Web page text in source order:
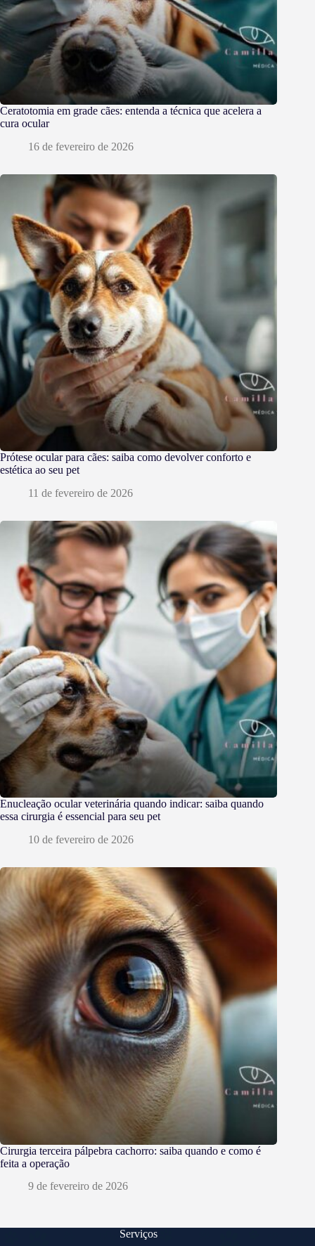
Ceratotomia em grade cães: entenda a técnica que acelera a
cura ocular
16 de fevereiro de 2026
Prótese ocular para cães: saiba como devolver conforto e
estética ao seu pet
11 de fevereiro de 2026
Enucleação ocular veterinária quando indicar: saiba quando
essa cirurgia é essencial para seu pet
10 de fevereiro de 2026
Cirurgia terceira pálpebra cachorro: saiba quando e como é
feita a operação
9 de fevereiro de 2026
Serviços